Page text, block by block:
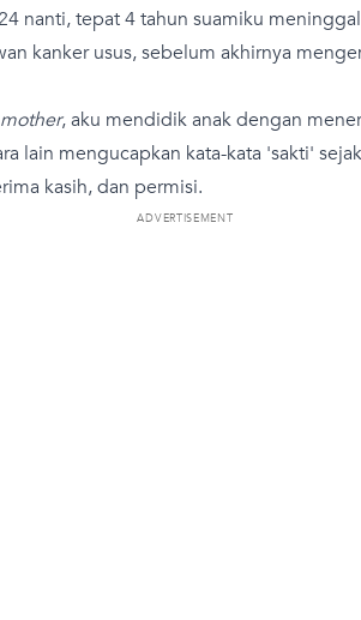
nanti, tepat 4 tahun suamiku
kanker usus, sebelum akhirnya
, aku mendidik anak dengan
lain mengucapkan kata-kata 'sakti'
kasih, dan permisi.
ADVERTISEMENT